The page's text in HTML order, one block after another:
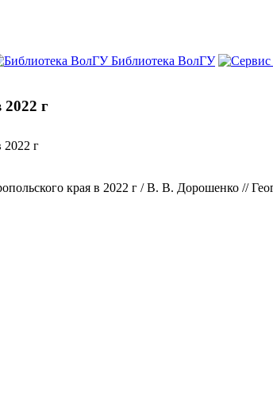
Библиотека ВолГУ
г
2022 г
края в 2022 г / В. В. Дорошенко //